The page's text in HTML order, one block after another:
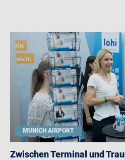
MUNICH AIRPORT
Zwischen Terminal und